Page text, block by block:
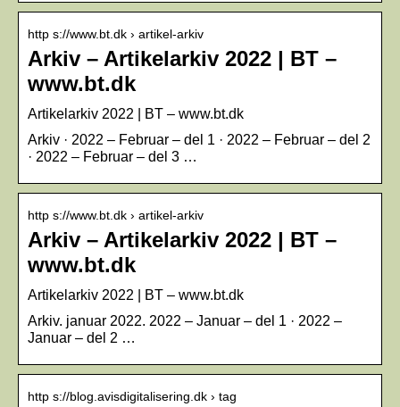
http s://www.bt.dk › artikel-arkiv
Arkiv – Artikelarkiv 2022 | BT –
www.bt.dk
Artikelarkiv 2022 | BT – www.bt.dk
Arkiv · 2022 – Februar – del 1 · 2022 – Februar – del 2
· 2022 – Februar – del 3 …
http s://www.bt.dk › artikel-arkiv
Arkiv – Artikelarkiv 2022 | BT –
www.bt.dk
Artikelarkiv 2022 | BT – www.bt.dk
Arkiv. januar 2022. 2022 – Januar – del 1 · 2022 –
Januar – del 2 …
http s://blog.avisdigitalisering.dk › tag